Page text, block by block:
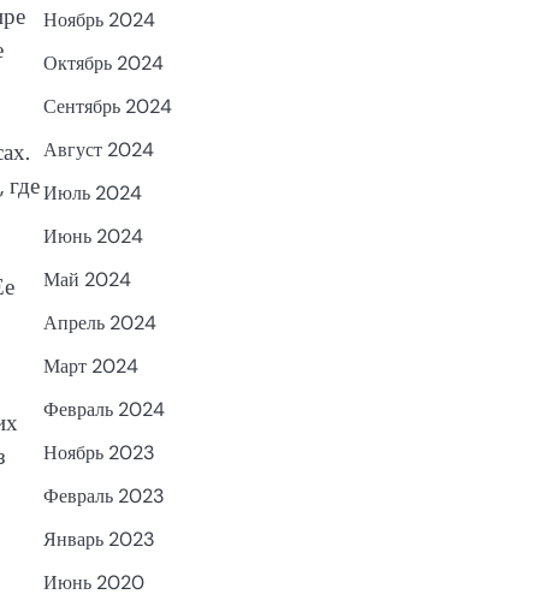
Ноябрь 2024
Октябрь 2024
Сентябрь 2024
Август 2024
Июль 2024
Июнь 2024
Май 2024
Апрель 2024
Март 2024
Февраль 2024
Ноябрь 2023
Февраль 2023
Январь 2023
Июнь 2020